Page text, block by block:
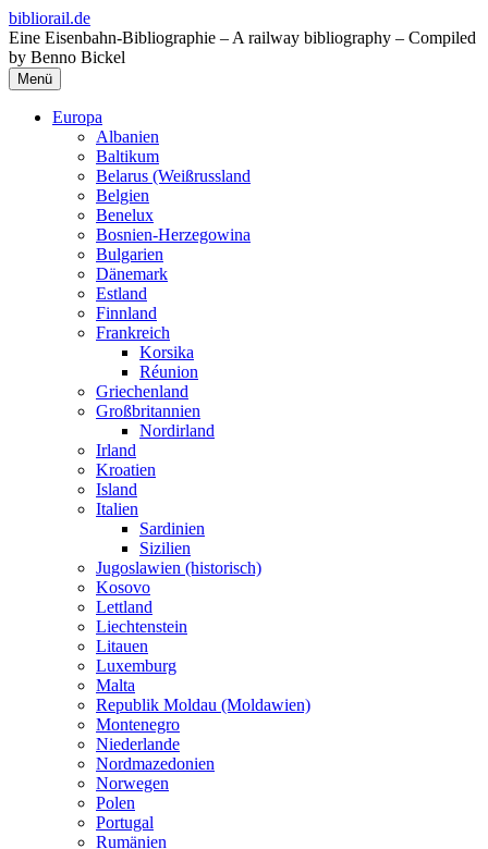
Zum
Inhalt
springen
bibliorail.de
Eine Eisenbahn-Bibliographie – A railway bibliography – Compiled
by Benno Bickel
Menü
Europa
Albanien
Baltikum
Belarus (Weißrussland
Belgien
Benelux
Bosnien-Herzegowina
Bulgarien
Dänemark
Estland
Finnland
Frankreich
Korsika
Réunion
Griechenland
Großbritannien
Nordirland
Irland
Kroatien
Island
Italien
Sardinien
Sizilien
Jugoslawien (historisch)
Kosovo
Lettland
Liechtenstein
Litauen
Luxemburg
Malta
Republik Moldau (Moldawien)
Montenegro
Niederlande
Nordmazedonien
Norwegen
Polen
Portugal
Rumänien